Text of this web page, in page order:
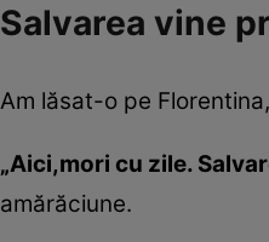
Salvarea vine
Am lăsat-o pe
„Aici,mori cu zile.
amărăciune.